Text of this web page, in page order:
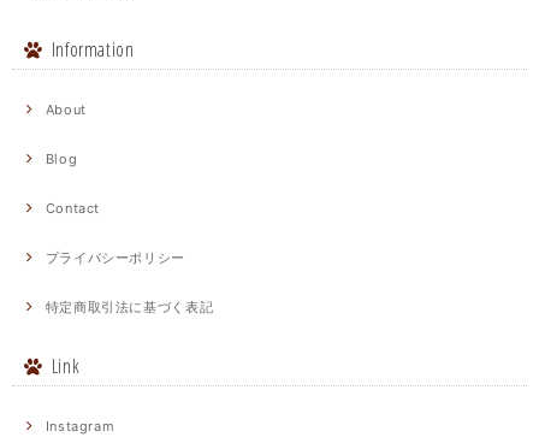
Information
About
Blog
Contact
プライバシーポリシー
特定商取引法に基づく表記
Link
Instagram